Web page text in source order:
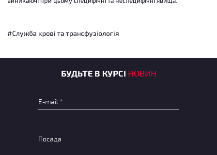
#Служба крові та трансфузіологія
БУДЬТЕ В КУРСІ НОВИН